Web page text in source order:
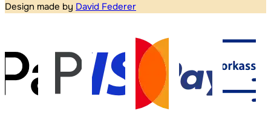
Design made by David Federer